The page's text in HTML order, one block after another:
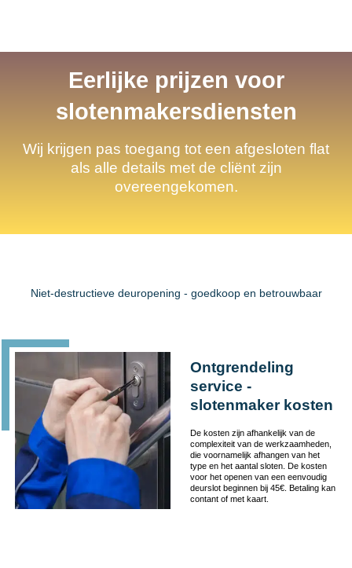
Eerlijke prijzen voor
slotenmakersdiensten
Wij krijgen pas toegang tot een afgesloten flat
als alle details met de cliënt zijn
overeengekomen.
Niet-destructieve deuropening - goedkoop en betrouwbaar
Ontgrendeling
service -
slotenmaker kosten
De kosten zijn afhankelijk van de
complexiteit van de werkzaamheden,
die voornamelijk afhangen van het
type en het aantal sloten. De kosten
voor het openen van een eenvoudig
deurslot beginnen bij 45€. Betaling kan
contant of met kaart.